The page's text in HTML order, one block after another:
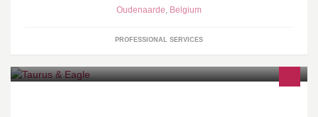
Oudenaarde, Belgium
PROFESSIONAL SERVICES